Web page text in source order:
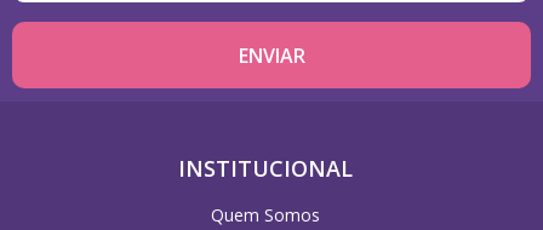
INSTITUCIONAL
Quem Somos